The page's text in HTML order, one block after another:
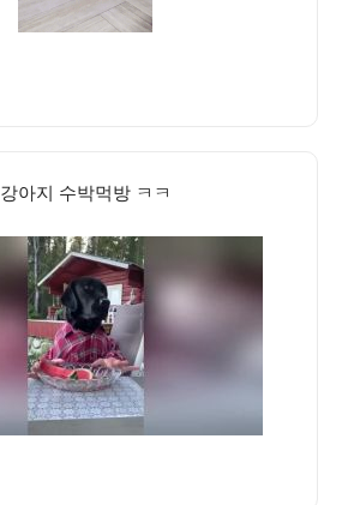
강아지 수박먹방 ㅋㅋ